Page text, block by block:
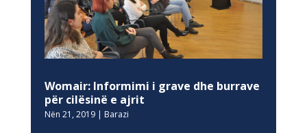
Womair: Informimi i grave dhe burrave
për cilësinë e ajrit
Nën 21, 2019| Barazi